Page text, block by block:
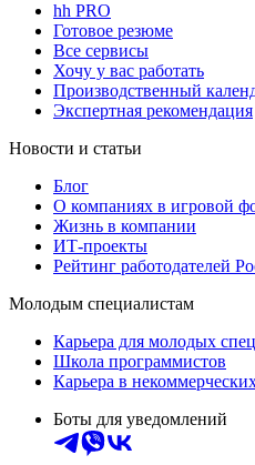
hh PRO
Готовое резюме
Все сервисы
Хочу у вас работать
Производственный
Экспертная рекомендация
Новости и статьи
Блог
О компаниях в игровой
Жизнь в компании
ИТ-проекты
Рейтинг работодателей
Молодым специалистам
Карьера для молодых
Школа программистов
Карьера в
Боты для уведомлений